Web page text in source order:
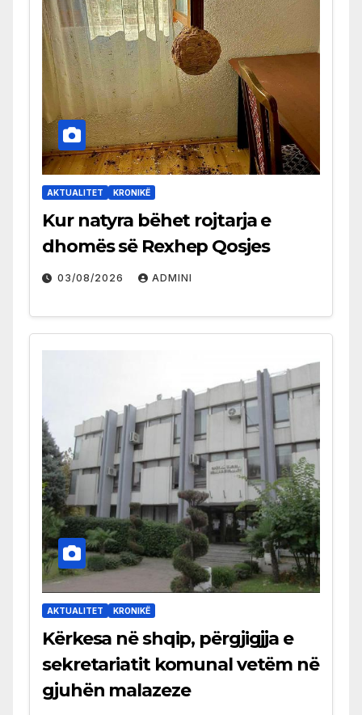
AKTUALITET KRONIKË
Kur natyra bëhet rojtarja e
dhomës së Rexhep Qosjes
03/08/2026 ADMINI
AKTUALITET KRONIKË
Kërkesa në shqip, përgjigjja e
sekretariatit komunal vetëm në
gjuhën malazeze